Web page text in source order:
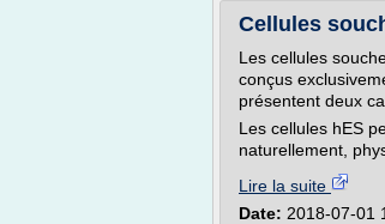
Cellules
Les cellules
conçus
présentent deux
Les cellules hES
naturellement,
Lire la suite
Date: 2018-07-01